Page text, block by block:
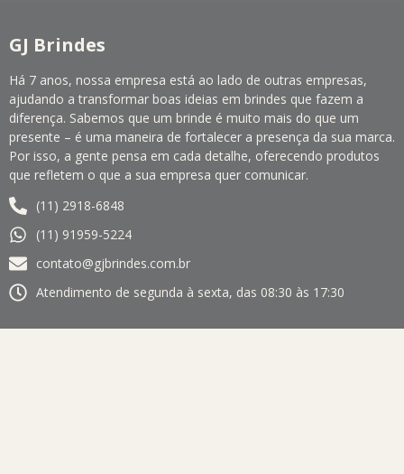
GJ Brindes
Há 7 anos, nossa empresa está ao lado de outras empresas,
ajudando a transformar boas ideias em brindes que fazem a
diferença. Sabemos que um brinde é muito mais do que um
presente – é uma maneira de fortalecer a presença da sua marca.
Por isso, a gente pensa em cada detalhe, oferecendo produtos
que refletem o que a sua empresa quer comunicar.
(11) 2918-6848
(11) 91959-5224
contato@gjbrindes.com.br
Atendimento de segunda à sexta, das 08:30 às 17:30